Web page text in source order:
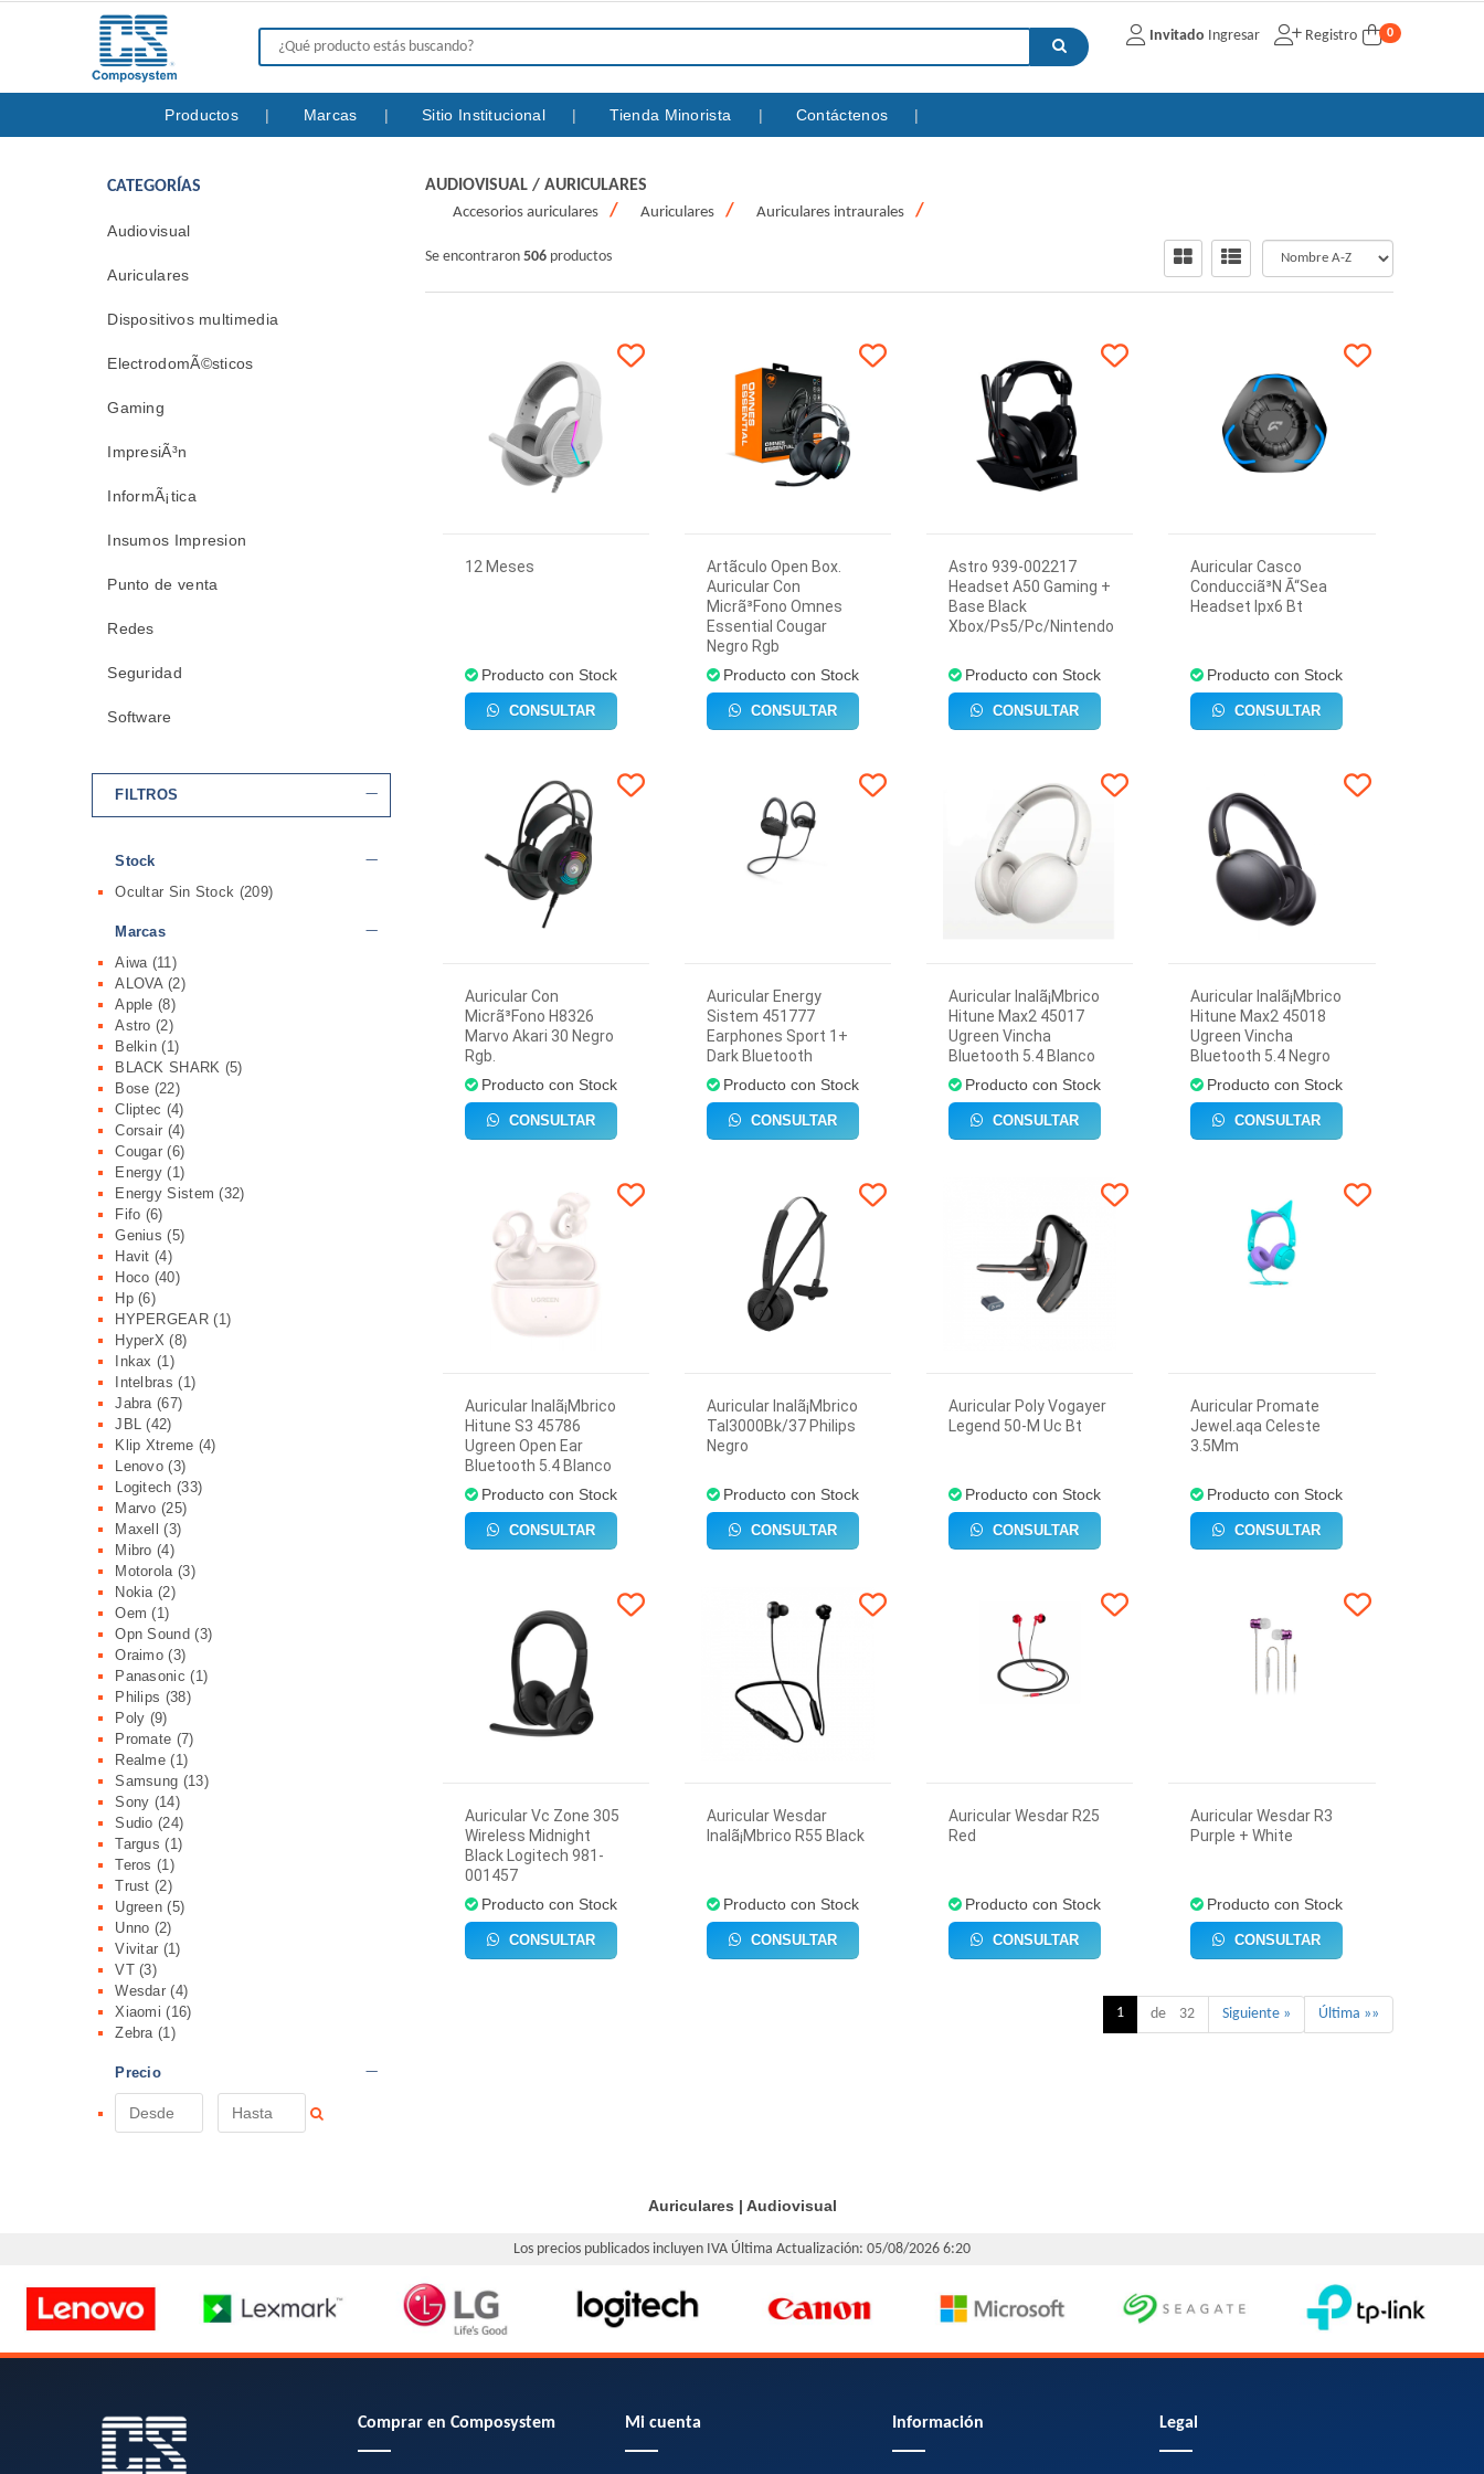
Invitado Ingresar Registro 0
Productos Marcas Sitio Institucional Tienda Minorista Contáctenos
CATEGORÍAS
Audiovisual
Auriculares
Dispositivos multimedia
ElectrodomÃ©sticos
Gaming
ImpresiÃ³n
InformÃ¡tica
Insumos Impresion
Punto de venta
Redes
Seguridad
Software
FILTROS
Stock
Ocultar Sin Stock (209)
Marcas
Aiwa (11)
ALOVA(2)
Apple(8)
Astro(2)
Belkin(1)
BLACK SHARK (5)
Bose (22)
Cliptec (4)
Corsair (4)
Cougar(6)
Energy(1)
Energy Sistem(32)
Fifo (6)
Genius(5)
Havit(4)
Hoco (40)
Hp(6)
HYPERGEAR(1)
HyperX(8)
Inkax(1)
Intelbras(1)
Jabra(67)
JBL(42)
Klip Xtreme (4)
Lenovo(3)
Logitech (33)
Marvo(25)
Maxell(3)
Mibro(4)
Motorola (3)
Nokia(2)
Oem(1)
Opn Sound(3)
Oraimo(3)
Panasonic(1)
Philips (38)
Poly (9)
Promate (7)
Realme(1)
Samsung (13)
Sony (14)
Sudio(24)
Targus(1)
Teros(1)
Trust(2)
Ugreen(5)
Unno (2)
Vivitar (1)
VT(3)
Wesdar(4)
Xiaomi(16)
Zebra(1)
Precio
AUDIOVISUAL/ AURICULARES
Accesorios auriculares Auriculares Auriculares intraurales
Se encontraron 506 productos
12 Meses
Producto con Stock
CONSULTAR
Artã­culo Open Box.
Auricular Con
Micrã³Fono Omnes
Essential Cougar
Negro Rgb
Producto con Stock
CONSULTAR
Astro 939-002217
Headset A50 Gaming +
Base Black
Xbox/Ps5/Pc/Nintendo
Producto con Stock
CONSULTAR
Auricular Casco
Conducciã³N Ã“Sea
Headset Ipx6 Bt
Producto con Stock
CONSULTAR
Auricular Con
Micrã³Fono H8326
Marvo Akari 30 Negro
Rgb.
Producto con Stock
CONSULTAR
Auricular Energy
Sistem 451777
Earphones Sport 1+
Dark Bluetooth
Producto con Stock
CONSULTAR
Auricular Inalã¡Mbrico
Hitune Max2 45017
Ugreen Vincha
Bluetooth 5.4 Blanco
Producto con Stock
CONSULTAR
Auricular Inalã¡Mbrico
Hitune Max2 45018
Ugreen Vincha
Bluetooth 5.4 Negro
Producto con Stock
CONSULTAR
Auricular Inalã¡Mbrico
Hitune S3 45786
Ugreen Open Ear
Bluetooth 5.4 Blanco
Producto con Stock
CONSULTAR
Auricular Inalã¡Mbrico
Tal3000Bk/37 Philips
Negro
Producto con Stock
CONSULTAR
Auricular Poly Vogayer
Legend 50-M Uc Bt
Producto con Stock
CONSULTAR
Auricular Promate
Jewel.aqa Celeste
3.5Mm
Producto con Stock
CONSULTAR
Auricular Vc Zone 305
Wireless Midnight
Black Logitech 981-
001457
Producto con Stock
CONSULTAR
Auricular Wesdar
Inalã¡Mbrico R55 Black
Producto con Stock
CONSULTAR
Auricular Wesdar R25
Red
Producto con Stock
CONSULTAR
Auricular Wesdar R3
Purple + White
Producto con Stock
CONSULTAR
1 de 32 Siguiente » Última »»
Auriculares | Audiovisual
Los precios publicados incluyen IVA Última Actualización: 05/08/2026 6:20
Comprar en Composystem Mi cuenta Información Legal